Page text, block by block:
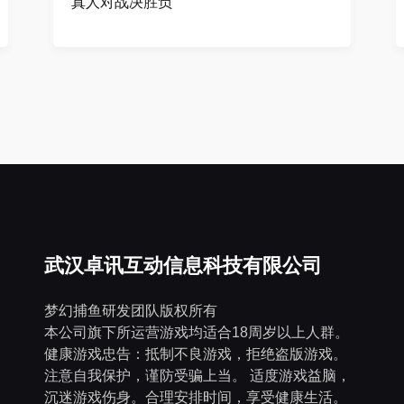
武汉卓讯互动信息科技有限公司
梦幻捕鱼研发团队版权所有
本公司旗下所运营游戏均适合18周岁以上人群。
健康游戏忠告：抵制不良游戏，拒绝盗版游戏。
注意自我保护，谨防受骗上当。 适度游戏益脑，
沉迷游戏伤身。合理安排时间，享受健康生活。